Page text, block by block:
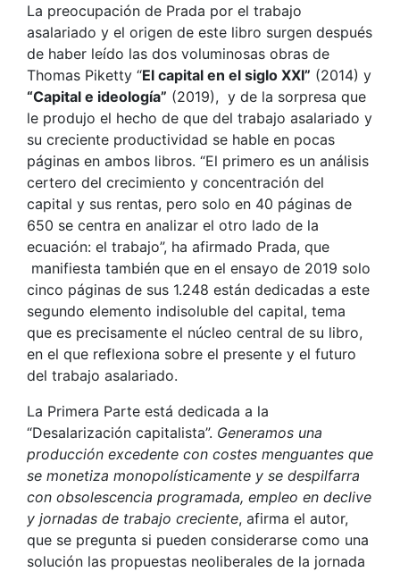
La preocupación de Prada por el trabajo
asalariado y el origen de este libro surgen después
de haber leído las dos voluminosas obras de
Thomas Piketty “El capital en el siglo XXI” (2014) y
“Capital e ideología” (2019), y de la sorpresa que
le produjo el hecho de que del trabajo asalariado y
su creciente productividad se hable en pocas
páginas en ambos libros. “El primero es un análisis
certero del crecimiento y concentración del
capital y sus rentas, pero solo en 40 páginas de
650 se centra en analizar el otro lado de la
ecuación: el trabajo”, ha afirmado Prada, que
manifiesta también que en el ensayo de 2019 solo
cinco páginas de sus 1.248 están dedicadas a este
segundo elemento indisoluble del capital, tema
que es precisamente el núcleo central de su libro,
en el que reflexiona sobre el presente y el futuro
del trabajo asalariado.
La Primera Parte está dedicada a la
“Desalarización capitalista”. Generamos una
producción excedente con costes menguantes que
se monetiza monopolísticamente y se despilfarra
con obsolescencia programada, empleo en declive
y jornadas de trabajo creciente, afirma el autor,
que se pregunta si pueden considerarse como una
solución las propuestas neoliberales de la jornada